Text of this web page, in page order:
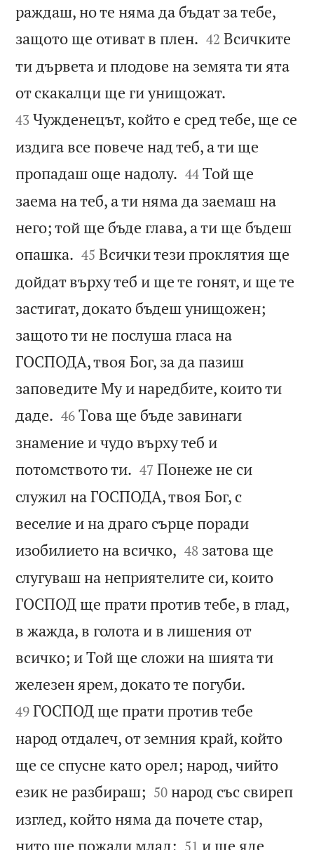
раждаш, но те няма да бъдат за тебе,
защото ще отиват в плен. 

42 Всичките
ти дървета и плодове на земята ти ята
от скакалци ще ги унищожат.
43 Чужденецът, който е сред тебе, ще се
издига все повече над теб, а ти ще
пропадаш още надолу. 

44 Той ще
заема на теб, а ти няма да заемаш на
него; той ще бъде глава, а ти ще бъдеш
опашка. 

45 Всички тези проклятия ще
дойдат върху теб и ще те гонят, и ще те
застигат, докато бъдеш унищожен;
защото ти не послуша гласа на
ГОСПОДА, твоя Бог, за да пазиш
заповедите Му и наредбите, които ти
даде. 

46 Това ще бъде завинаги
знамение и чудо върху теб и
потомството ти. 

47 Понеже не си
служил на ГОСПОДА, твоя Бог, с
веселие и на драго сърце поради
изобилието на всичко, 

48 затова ще
слугуваш на неприятелите си, които
ГОСПОД ще прати против тебе, в глад,
в жажда, в голота и в лишения от
всичко; и Той ще сложи на шията ти
железен ярем, докато те погуби.
49 ГОСПОД ще прати против тебе
народ отдалеч, от земния край, който
ще се спусне като орел; народ, чийто
език не разбираш; 

50 народ със свиреп
изглед, който няма да почете стар,
нито ще пожали млад; 

51 и ще яде